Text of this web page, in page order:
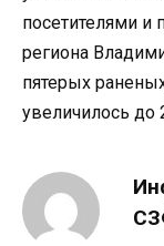
посетителями и
региона
пятерых
увеличилось до